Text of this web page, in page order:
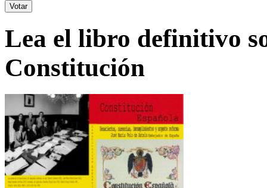
Lea el libro definitivo
Constitución